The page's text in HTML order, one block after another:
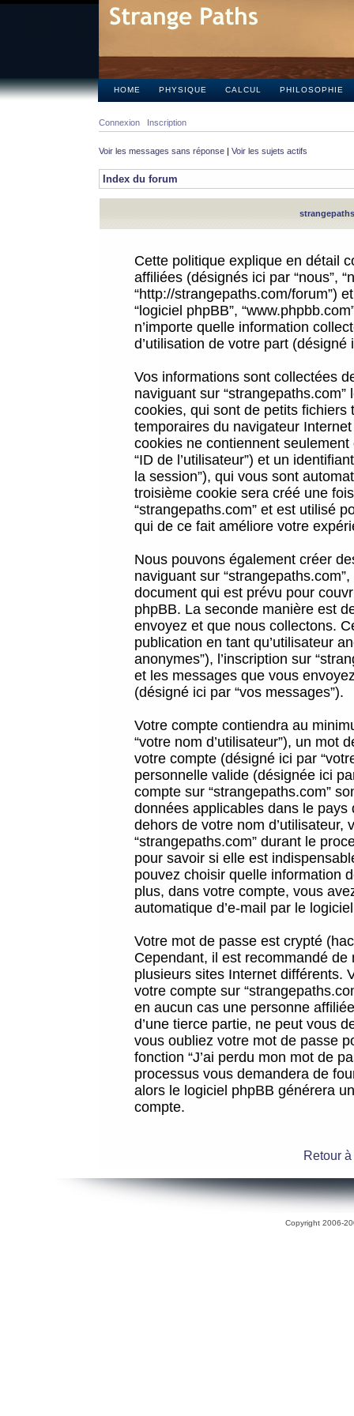
HOME PHYSIQUE CALCUL PHILOSOPHIE
Connexion Inscription
Voir les messages sans réponse | Voir les sujets actifs
Index du forum
Cette politique explique en détail
affiliées (désignés ici par “nous”,
“http://strangepaths.com/forum”)
“logiciel phpBB”,
n’importe quelle information
d’utilisation de votre part (désigné
Vos informations sont collectées
naviguant sur
cookies, qui sont de petits
temporaires du navigateur
cookies ne contiennent
“ID de l’utilisateur”) et un
la session”), qui vous sont
troisième cookie sera créé une
“strangepaths.com” et est utilisé
qui de ce fait améliore votre
Nous pouvons également créer
naviguant sur
document qui est prévu pour
phpBB. La seconde manière est
envoyez et que nous collectons.
publication en tant qu’utilisateur
anonymes”), l’inscription sur
et les messages que vous
(désigné ici par “vos messages”).
Votre compte contiendra au
“votre nom d’utilisateur”), un mot
votre compte (désigné ici par
personnelle valide (désignée ici
compte sur “strangepaths.com”
données applicables dans le
dehors de votre nom
“strangepaths.com” durant le
pour savoir si elle est
pouvez choisir quelle information
plus, dans votre compte, vous
automatique d’e-mail par le
Votre mot de passe est crypté
Cependant, il est recommandé
plusieurs sites Internet différents.
votre compte sur
en aucun cas une personne
d’une tierce partie, ne peut vous
vous oubliez votre mot de passe
fonction “J’ai perdu mon mot de
processus vous demandera de
alors le logiciel phpBB générera
compte.
Retour
Copyright 2006-